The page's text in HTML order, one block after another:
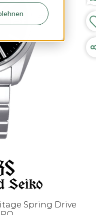
Spring Drive